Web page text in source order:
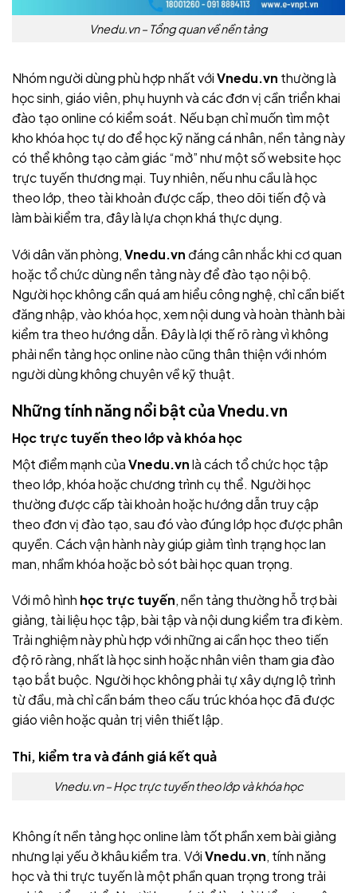
Vnedu.vn – Tổng quan về nền tảng
Nhóm người dùng phù hợp nhất vớiVnedu.vn thường là
học sinh, giáo viên, phụ huynh và các đơn vị cần triển khai
đào tạo online có kiểm soát. Nếu bạn chỉ muốn tìm một
kho khóa học tự do để học kỹ năng cá nhân, nền tảng này
có thể không tạo cảm giác “mở” như một số website học
trực tuyến thương mại. Tuy nhiên, nếu nhu cầu là học
theo lớp, theo tài khoản được cấp, theo dõi tiến độ và
làm bài kiểm tra, đây là lựa chọn khá thực dụng.
Với dân văn phòng,Vnedu.vn đáng cân nhắc khi cơ quan
hoặc tổ chức dùng nền tảng này để đào tạo nội bộ.
Người học không cần quá am hiểu công nghệ, chỉ cần biết
đăng nhập, vào khóa học, xem nội dung và hoàn thành bài
kiểm tra theo hướng dẫn. Đây là lợi thế rõ ràng vì không
phải nền tảng học online nào cũng thân thiện với nhóm
người dùng không chuyên về kỹ thuật.
Những tính năng nổi bật củaVnedu.vn
Học trực tuyến theo lớp và khóa học
Một điểm mạnh củaVnedu.vnlà cách tổ chức học tập
theo lớp, khóa hoặc chương trình cụ thể. Người học
thường được cấp tài khoản hoặc hướng dẫn truy cập
theo đơn vị đào tạo, sau đó vào đúng lớp học được phân
quyền. Cách vận hành này giúp giảm tình trạng học lan
man, nhầm khóa hoặc bỏ sót bài học quan trọng.
Với mô hình học trực tuyến, nền tảng thường hỗ trợ bài
giảng, tài liệu học tập, bài tập và nội dung kiểm tra đi kèm.
Trải nghiệm này phù hợp với những ai cần học theo tiến
độ rõ ràng, nhất là học sinh hoặc nhân viên tham gia đào
tạo bắt buộc. Người học không phải tự xây dựng lộ trình
từ đầu, mà chỉ cần bám theo cấu trúc khóa học đã được
giáo viên hoặc quản trị viên thiết lập.
Thi, kiểm tra và đánh giá kết quả
Vnedu.vn – Học trực tuyến theo lớp và khóa học
Không ít nền tảng học online làm tốt phần xem bài giảng
nhưng lại yếu ở khâu kiểm tra. VớiVnedu.vn, tính năng
học và thi trực tuyến là một phần quan trọng trong trải